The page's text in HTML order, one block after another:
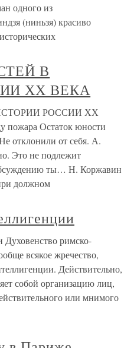
одного из
(ниньзя) красиво
В
ХХ ВЕКА
РОССИИ ХХ
пожара Остаток юности
отклонили от себя. А.
Это не подлежит
ты… Н. Коржавин
должном
Духовенство римско-
всякое жречество,
Действительно,
собой организацию лиц,
или мнимого